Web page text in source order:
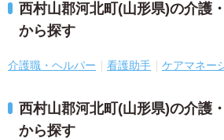
西村山郡河北町(山形県)の介護
から探す
介護職・ヘルパー 看護助手 ケアマネー
西村山郡河北町(山形県)の介護
から探す